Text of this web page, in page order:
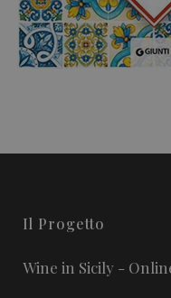
Il Progetto
Wine in Sicily -